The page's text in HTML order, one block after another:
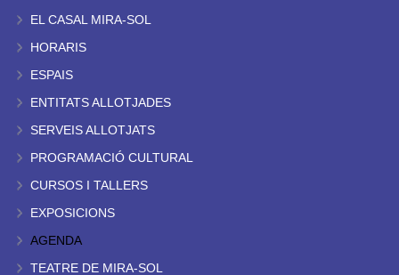
EL CASAL MIRA-SOL
HORARIS
ESPAIS
ENTITATS ALLOTJADES
SERVEIS ALLOTJATS
PROGRAMACIÓ CULTURAL
CURSOS I TALLERS
EXPOSICIONS
AGENDA
TEATRE DE MIRA-SOL